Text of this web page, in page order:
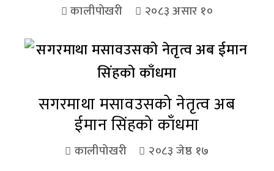
कालीपोखरी २०८३ असार १०
सगरमाथा मसावउसको नेतृत्व अब
ईमान सिंहको काँधमा
कालीपोखरी २०८३ जेष्ठ १७